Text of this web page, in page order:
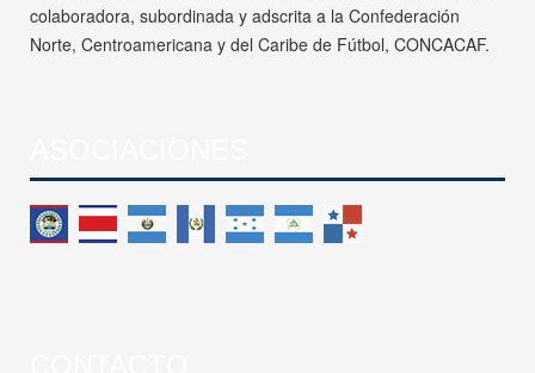
colaboradora, subordinada y adscrita a la Confederación
Norte, Centroamericana y del Caribe de Fútbol, CONCACAF.